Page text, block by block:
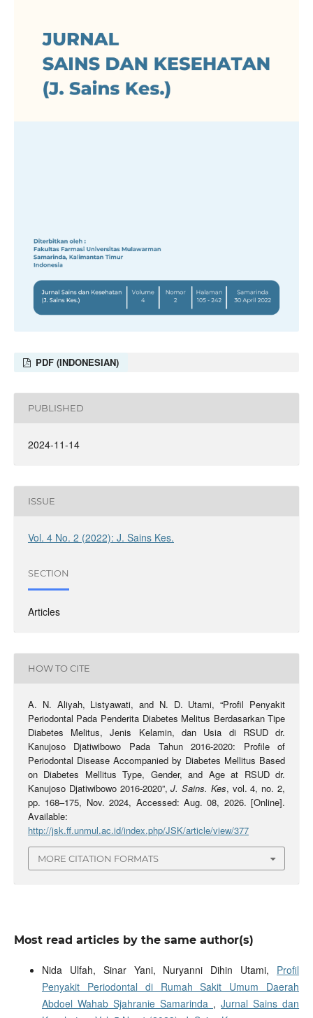
PDF (INDONESIAN)
PUBLISHED
2024-11-14
ISSUE
Vol. 4 No. 2 (2022): J. Sains Kes.
SECTION
Articles
HOW TO CITE
A. N. Aliyah, Listyawati, and N. D. Utami, “Profil Penyakit
Periodontal Pada Penderita Diabetes Melitus Berdasarkan Tipe
Diabetes Melitus, Jenis Kelamin, dan Usia di RSUD dr.
Kanujoso Djatiwibowo Pada Tahun 2016-2020: Profile of
Periodontal Disease Accompanied by Diabetes Mellitus Based
on Diabetes Mellitus Type, Gender, and Age at RSUD dr.
Kanujoso Djatiwibowo 2016-2020”,J. Sains. Kes, vol. 4, no. 2,
pp. 168–175, Nov. 2024, Accessed: Aug. 08, 2026. [Online].
Available:
http://jsk.ff.unmul.ac.id/index.php/JSK/article/view/377
MORE CITATION FORMATS
Most read articles by the same author(s)
Nida Ulfah, Sinar Yani, Nuryanni Dihin Utami, Profil
Penyakit Periodontal di Rumah Sakit Umum Daerah
Abdoel Wahab Sjahranie Samarinda ,Jurnal Sains dan